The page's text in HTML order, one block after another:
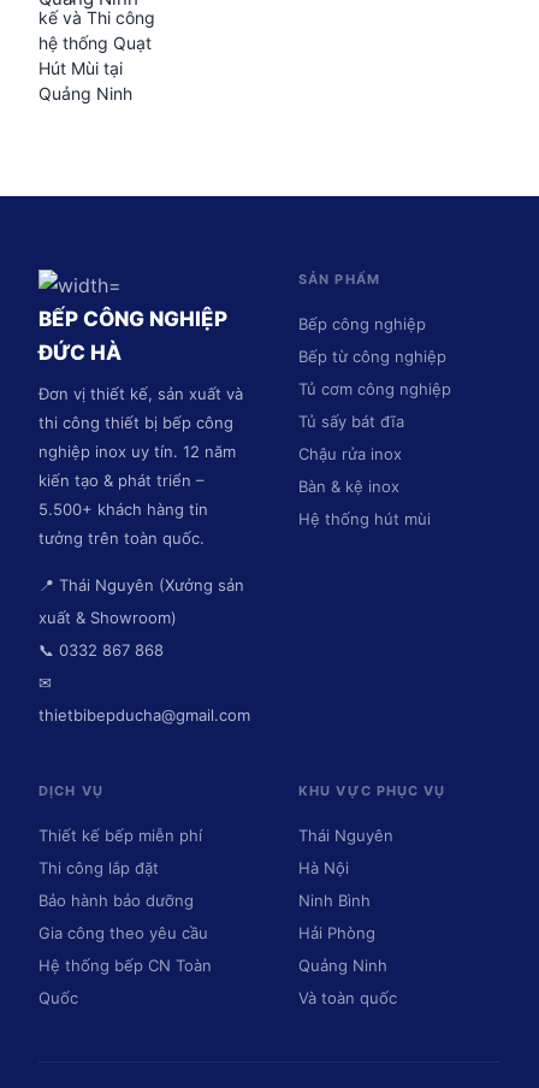
kế và Thi công
hệ thống Quạt
Hút Mùi tại
Quảng Ninh
BẾP CÔNG NGHIỆP
ĐỨC HÀ
Đơn vị thiết kế, sản xuất và
thi công thiết bị bếp công
nghiệp inox uy tín. 12 năm
kiến tạo & phát triển –
5.500+ khách hàng tin
tưởng trên toàn quốc.
📍 Thái Nguyên (Xưởng sản
xuất & Showroom)
📞 0332 867 868
✉
thietbibepducha@gmail.com
SẢN PHẨM
Bếp công nghiệp
Bếp từ công nghiệp
Tủ cơm công nghiệp
Tủ sấy bát đĩa
Chậu rửa inox
Bàn & kệ inox
Hệ thống hút mùi
DỊCH VỤ
Thiết kế bếp miễn phí
Thi công lắp đặt
Bảo hành bảo dưỡng
Gia công theo yêu cầu
Hệ thống bếp CN Toàn
Quốc
KHU VỰC PHỤC VỤ
Thái Nguyên
Hà Nội
Ninh Bình
Hải Phòng
Quảng Ninh
Và toàn quốc